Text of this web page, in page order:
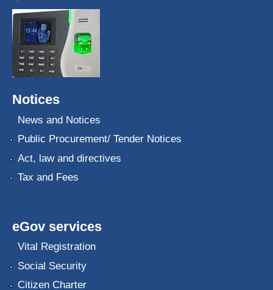
Notices
News and Notices
Public Procurement/ Tender Notices
Act, law and directives
Tax and Fees
eGov services
Vital Registration
Social Security
Citizen Charter